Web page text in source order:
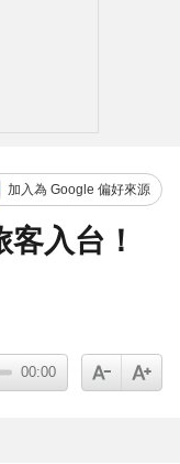
加入為 Google 偏好來源
入台！
00:00